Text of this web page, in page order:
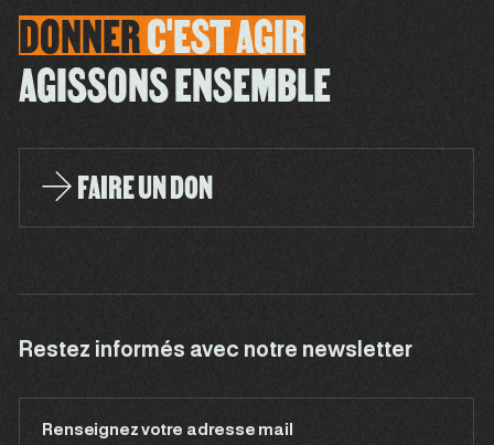
DONNERC'ESTAGIR
AGISSONS ENSEMBLE
FAIRE UN DON
Restez informés avec notre newsletter
Renseignez votre adresse mail